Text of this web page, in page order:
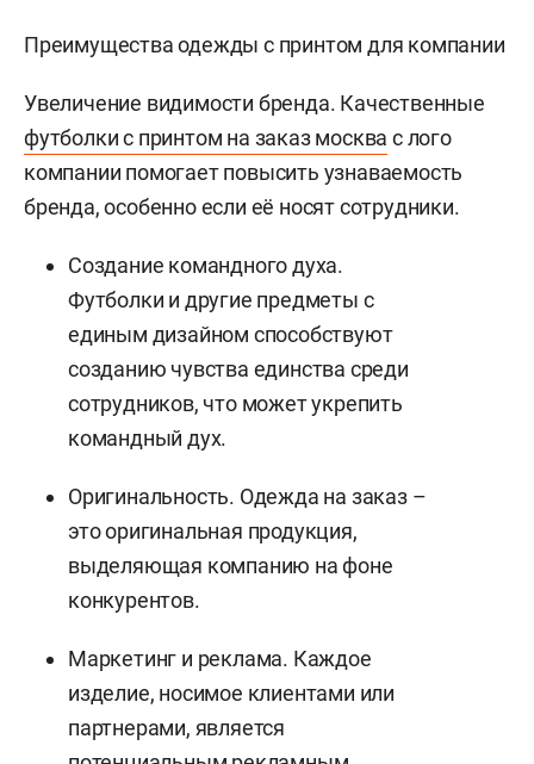
Преимущества одежды с принтом для компании
Увеличение видимости бренда. Качественные
футболки с принтом на заказ москва с лого
компании помогает повысить узнаваемость
бренда, особенно если её носят сотрудники.
Создание командного духа.
Футболки и другие предметы с
единым дизайном способствуют
созданию чувства единства среди
сотрудников, что может укрепить
командный дух.
Оригинальность. Одежда на заказ –
это оригинальная продукция,
выделяющая компанию на фоне
конкурентов.
Маркетинг и реклама. Каждое
изделие, носимое клиентами или
партнерами, является